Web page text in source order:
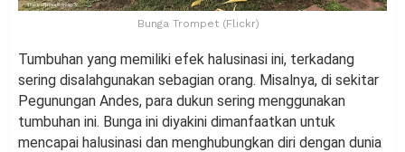
Bunga Trompet (Flickr)
Tumbuhan yang memiliki efek halusinasi ini, terkadang
sering disalahgunakan sebagian orang. Misalnya, di sekitar
Pegunungan Andes, para dukun sering menggunakan
tumbuhan ini. Bunga ini diyakini dimanfaatkan untuk
mencapai halusinasi dan menghubungkan diri dengan dunia